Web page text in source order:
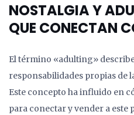
NOSTALGIA Y
QUE CONECTAN
El término «adulting»
responsabilidades propias de
Este concepto ha influido en
para conectar y vender a este